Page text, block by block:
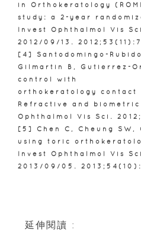
in Orthokeratology
study: a 2-year
Invest Ophthalmol Vis
2012/09/13.
[4] Santodomingo-
Gilmartin B, Gutiérrez-
control with
orthokeratology contact
Refractive and biometric
Ophthalmol Vis Sci.
[5] Chen C, Cheung SW,
using toric
Invest Ophthalmol Vis
2013/09/05.
延伸閱讀 :